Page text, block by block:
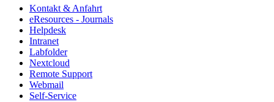
Kontakt & Anfahrt
eResources - Journals
Helpdesk
Intranet
Labfolder
Nextcloud
Remote Support
Webmail
Self-Service